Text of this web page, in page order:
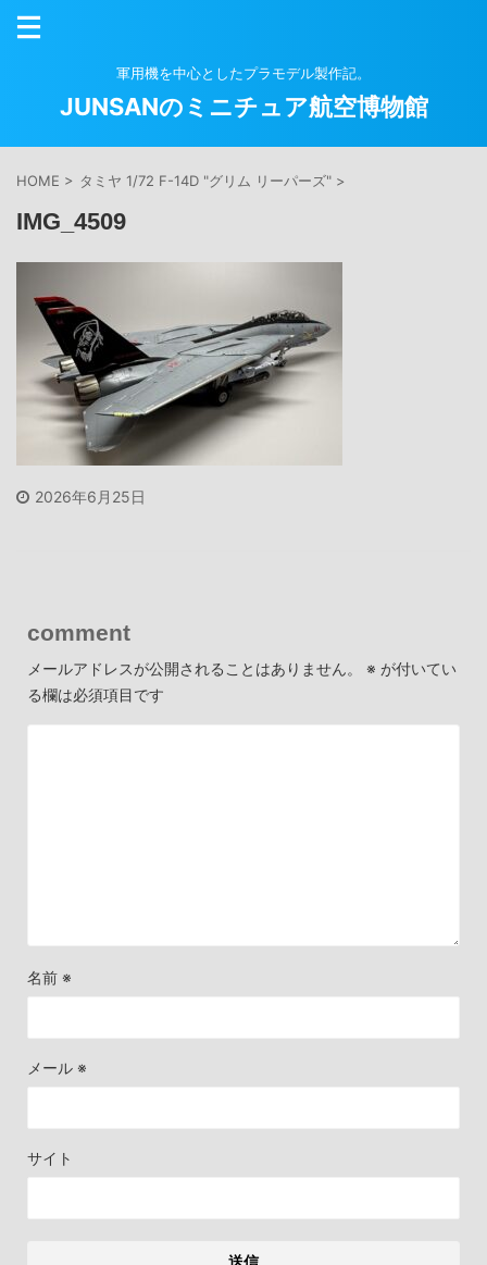
軍用機を中心としたプラモデル製作記。
JUNSANのミニチュア航空博物館
HOME > タミヤ 1/72 F-14D "グリム リーパーズ" >
IMG_4509
2026年6月25日
comment
メールアドレスが公開されることはありません。 ※ が付いてい
る欄は必須項目です
名前 ※
メール ※
サイト